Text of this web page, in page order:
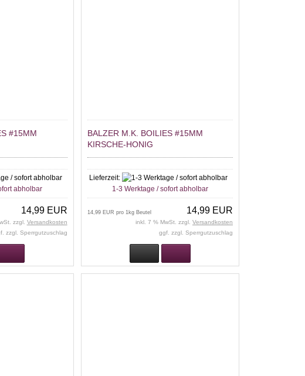
#15MM
abholbar
14,99 EUR
zzgl. Versandkosten
zzgl. Sperrgutzuschlag
BALZER M.K. BOILIES #15MM
KIRSCHE-HONIG
Lieferzeit:
1-3 Werktage / sofort abholbar
14,99 EUR
14,99 EUR pro 1kg Beutel
inkl. 7 % MwSt. zzgl. Versandkosten
ggf. zzgl. Sperrgutzuschlag